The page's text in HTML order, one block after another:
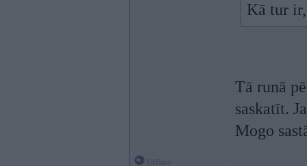
Kā tur
Tā runā
saskatīt.
Mogo